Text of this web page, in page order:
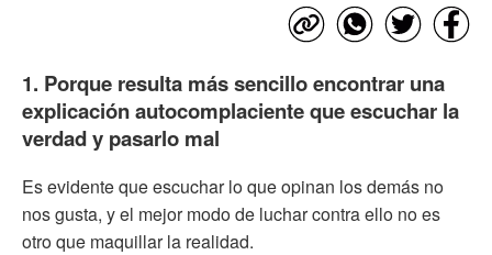
1. Porque resulta más sencillo encontrar una
explicación autocomplaciente que escuchar la
verdad y pasarlo mal
Es evidente que escuchar lo que opinan los demás no
nos gusta, y el mejor modo de luchar contra ello no es
otro que maquillar la realidad.